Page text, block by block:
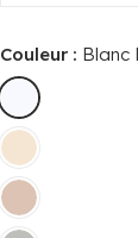
Couleur : Blanc